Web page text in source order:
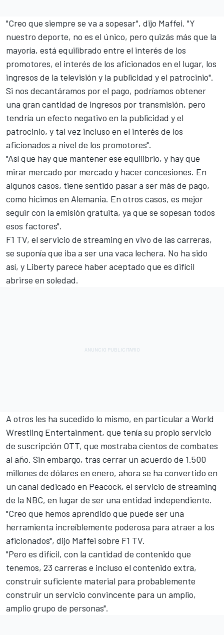
"Creo que siempre se va a sopesar", dijo Maffei. "Y
nuestro deporte, no es el único, pero quizás más que la
mayoría, está equilibrado entre el interés de los
promotores, el interés de los aficionados en el lugar, los
ingresos de la televisión y la publicidad y el patrocinio".
Si nos decantáramos por el pago, podríamos obtener
una gran cantidad de ingresos por transmisión, pero
tendría un efecto negativo en la publicidad y el
patrocinio, y tal vez incluso en el interés de los
aficionados a nivel de los promotores".
"Así que hay que mantener ese equilibrio, y hay que
mirar mercado por mercado y hacer concesiones. En
algunos casos, tiene sentido pasar a ser más de pago,
como hicimos en Alemania. En otros casos, es mejor
seguir con la emisión gratuita, ya que se sopesan todos
esos factores".
F1 TV, el servicio de streaming en vivo de las carreras,
se suponía que iba a ser una vaca lechera. No ha sido
así, y Liberty parece haber aceptado que es difícil
abrirse en soledad.
A otros les ha sucedido lo mismo, en particular a World
Wrestling Entertainment, que tenía su propio servicio
de suscripción OTT, que mostraba cientos de combates
al año. Sin embargo, tras cerrar un acuerdo de 1.500
millones de dólares en enero, ahora se ha convertido en
un canal dedicado en Peacock, el servicio de streaming
de la NBC, en lugar de ser una entidad independiente.
"Creo que hemos aprendido que puede ser una
herramienta increíblemente poderosa para atraer a los
aficionados", dijo Maffei sobre F1 TV.
"Pero es difícil, con la cantidad de contenido que
tenemos, 23 carreras e incluso el contenido extra,
construir suficiente material para probablemente
construir un servicio convincente para un amplio,
amplio grupo de personas".